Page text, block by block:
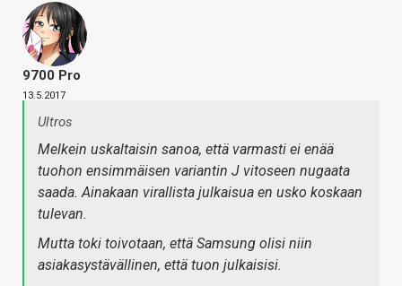
9700 Pro
13.5.2017
Ultros
Melkein uskaltaisin sanoa, että varmasti ei enää
tuohon ensimmäisen variantin J vitoseen nugaata
saada. Ainakaan virallista julkaisua en usko koskaan
tulevan.
Mutta toki toivotaan, että Samsung olisi niin
asiakasystävällinen, että tuon julkaisisi.